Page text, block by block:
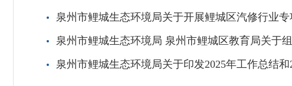
泉州市鲤城生态环境局关于开展鲤城区汽修行业
泉州市鲤城生态环境局 泉州市鲤城区教育局关于
泉州市鲤城生态环境局关于印发2025年工作总结